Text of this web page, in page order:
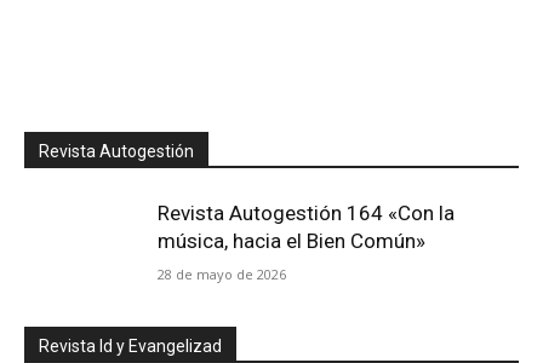
Revista Autogestión
Revista Autogestión 164 «Con la
música, hacia el Bien Común»
28 de mayo de 2026
Revista Id y Evangelizad